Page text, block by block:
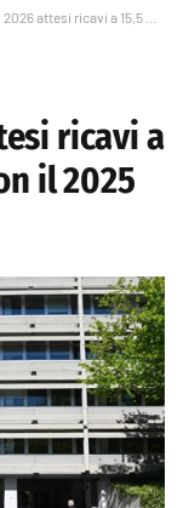
ricavi a 15,5 miliardi in linea con il 2025
ricavi a
il 2025